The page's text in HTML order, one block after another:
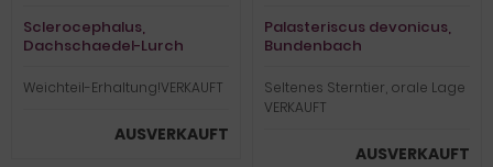
Sclerocephalus,
Dachschaedel-Lurch
Weichteil-Erhaltung!VERKAUFT
AUSVERKAUFT
Palasteriscus devonicus,
Bundenbach
Seltenes Sterntier, orale Lage
VERKAUFT
AUSVERKAUFT